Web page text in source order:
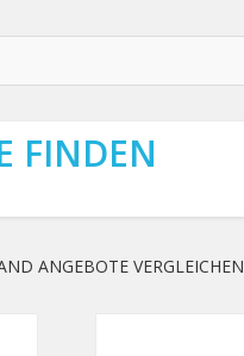
FINDEN
ANGEBOTE VERGLEICHEN